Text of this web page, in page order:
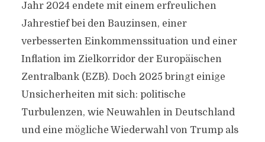
Jahr 2024 endete mit einem erfreulichen
Jahrestief bei den Bauzinsen, einer
verbesserten Einkommenssituation und einer
Inflation im Zielkorridor der Europäischen
Zentralbank (EZB). Doch 2025 bringt einige
Unsicherheiten mit sich: politische
Turbulenzen, wie Neuwahlen in Deutschland
und eine mögliche Wiederwahl von Trump als